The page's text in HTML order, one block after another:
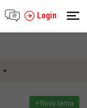
Login
+ Novo tema